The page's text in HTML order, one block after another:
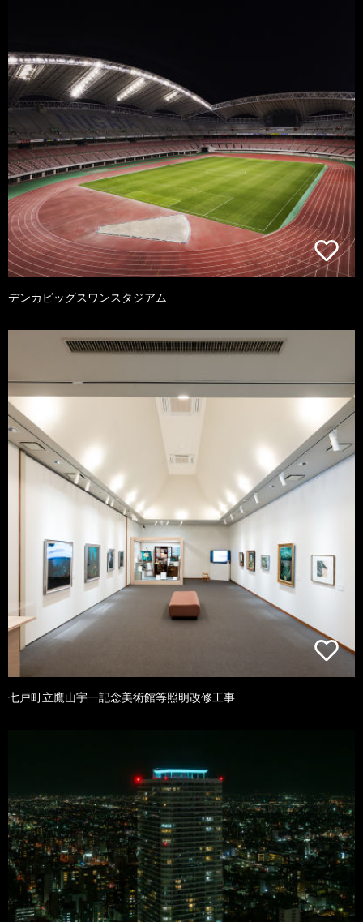
デンカビッグスワンスタジアム
七戸町立鷹山宇一記念美術館等照明改修工事